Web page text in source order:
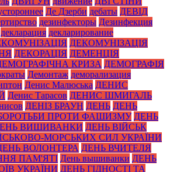
Де Дзерби дебаты ДЕВІД
дезинфекторы Дезинфекция
декларация декларирование
ДЕКОМУНІЗАЦІЯ
ДЕКОРАЦІЯ ДЕМЕНЦІЯ
КРИЗА ДЕМОГРАФІЯ
Демонтаж деморализация
Денис Малюська ДЕНИС
Денис Тарасов ДЕНИС ШМИГАЛЬ
ДЕНІЗ БРАУН ДЕНЬ ДЕНЬ
ПРОТИ ФАШИЗМУ ДЕНЬ
ВИШИВАНКИ ДЕНЬ ВІЙСЬК
МОРСЬКИХ СИЛ УКРАЇНИ
ВОЛОНТЕРА ДЕНЬ ВЧИТЕЛЯ
ПАМ'ЯТІ День вышиванки ДЕНЬ
УКРАЇНИ ДЕНЬ ГІДНОСТІ ТА